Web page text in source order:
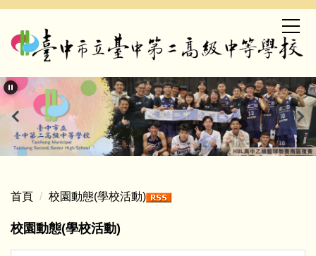
跳
主
內
容
區
首頁 校園動態(學校活動)
校園動態(學校活動)